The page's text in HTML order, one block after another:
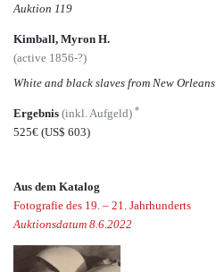
Auktion 119
Kimball, Myron H.
(active 1856-?)
White and black slaves from New Orleans
Ergebnis (inkl. Aufgeld) *
525€ (US$ 603)
Aus dem Katalog
Fotografie des 19. – 21. Jahrhunderts
Auktionsdatum 8.6.2022